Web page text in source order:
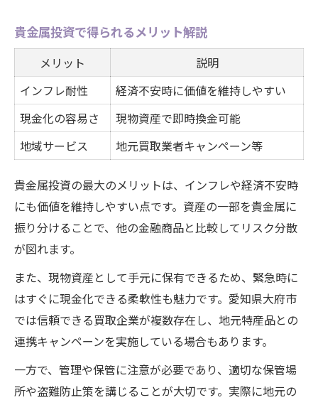
貴金属投資で得られるメリット解説
メリット
説明
インフレ耐性
経済不安時に価値を維持しやすい
現金化の容易さ
現物資産で即時換金可能
地域サービス
地元買取業者キャンペーン等
貴金属投資の最大のメリットは、インフレや経済不安時
にも価値を維持しやすい点です。資産の一部を貴金属に
振り分けることで、他の金融商品と比較してリスク分散
が図れます。
また、現物資産として手元に保有できるため、緊急時に
はすぐに現金化できる柔軟性も魅力です。愛知県大府市
では信頼できる買取企業が複数存在し、地元特産品との
連携キャンペーンを実施している場合もあります。
一方で、管理や保管に注意が必要であり、適切な保管場
所や盗難防止策を講じることが大切です。実際に地元の